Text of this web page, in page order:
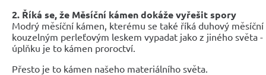
2. Říká se, že Měsíční kámen dokáže vyřešit spory
Modrý měsíční kámen, kterému se také říká duhový
kouzelným perleťovým leskem vypadat jako z jiného světa -
úplňku je to kámen proroctví.
Přesto je to kámen našeho materiálního světa.